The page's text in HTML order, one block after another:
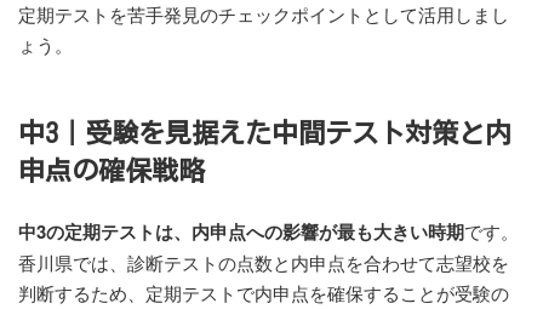
定期テストを苦手発見のチェックポイントとして活用しまし
ょう。
中3｜受験を見据えた中間テスト対策と内
申点の確保戦略
中3の定期テストは、内申点への影響が最も大きい時期です。
香川県では、診断テストの点数と内申点を合わせて志望校を
判断するため、定期テストで内申点を確保することが受験の